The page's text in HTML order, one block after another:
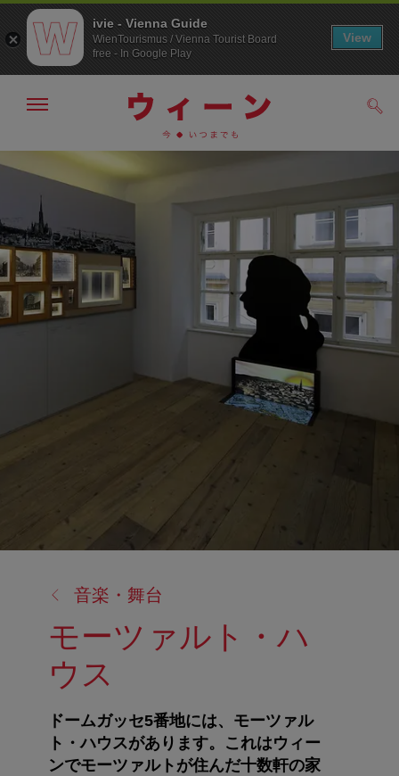
ニ
へ
の
ジ
の
ト
ッ
プ
へ
メ
の
表
示・
非
表
示
音楽・舞台
モーツァルト・ハ
ウス
ドームガッセ5番地には、モーツァル
ト・ハウスがあります。これはウィー
ンでモーツァルトが住んだ十数軒の家
ivie - Vienna Guide
WienTourismus / Vienna Tourist Board
free - In Google Play
View